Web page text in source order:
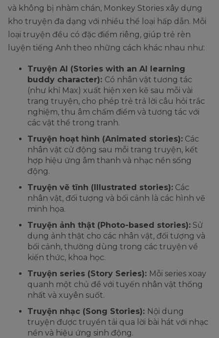
và không bị nhàm chán, Monkey Stories xây dựng
kho truyện đa dạng với nhiều thể loại hấp dẫn. Mỗi
loại truyện đều có đặc điểm riêng, giúp trẻ rèn
luyện tiếng Anh theo những cách khác nhau như:
Truyện AI (Stories with an AI learning
buddy character): Có nhân vật tương tác
(như khỉ Max) xuất hiện xen kẽ sau mỗi vài
trang truyện, cho phép trẻ trả lời câu hỏi trắc
nghiệm, thu âm chấm điểm và tương tác với
các vật thể trong tranh.
Truyện hoạt hình (Animated stories): Các
nhân vật cử động sau mỗi trang truyện, kết
hợp hiệu ứng âm thanh và nhạc nền sống
động.
Truyện vẽ tĩnh (Illustrated stories): Các
nhân vật, đối tượng và bối cảnh là các hình vẽ
minh họa.
Truyện ảnh thật (Photo-based stories): Sử
dụng ảnh thật cho các nhân vật, đối tượng và
bối cảnh, thường dùng trong các truyện về
kiến thức, khoa học.
Truyện series (Story Series): Mỗi series xoay
quanh một chủ đề với tuyến nhân vật thống
nhất và xuyên suốt.
Truyện nhạc (Song Stories): Nội dung
truyện được truyền tải qua lời bài hát với nhạc
nền và hiệu ứng sinh động.